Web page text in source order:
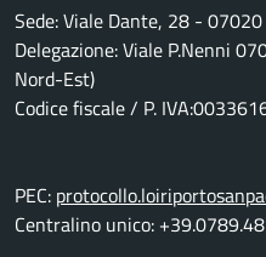
Sede: Viale Dante, 28 -
Delegazione: Viale P.Nenni
Nord-Est)
Codice fiscale / P.
PEC:
Centralino unico: